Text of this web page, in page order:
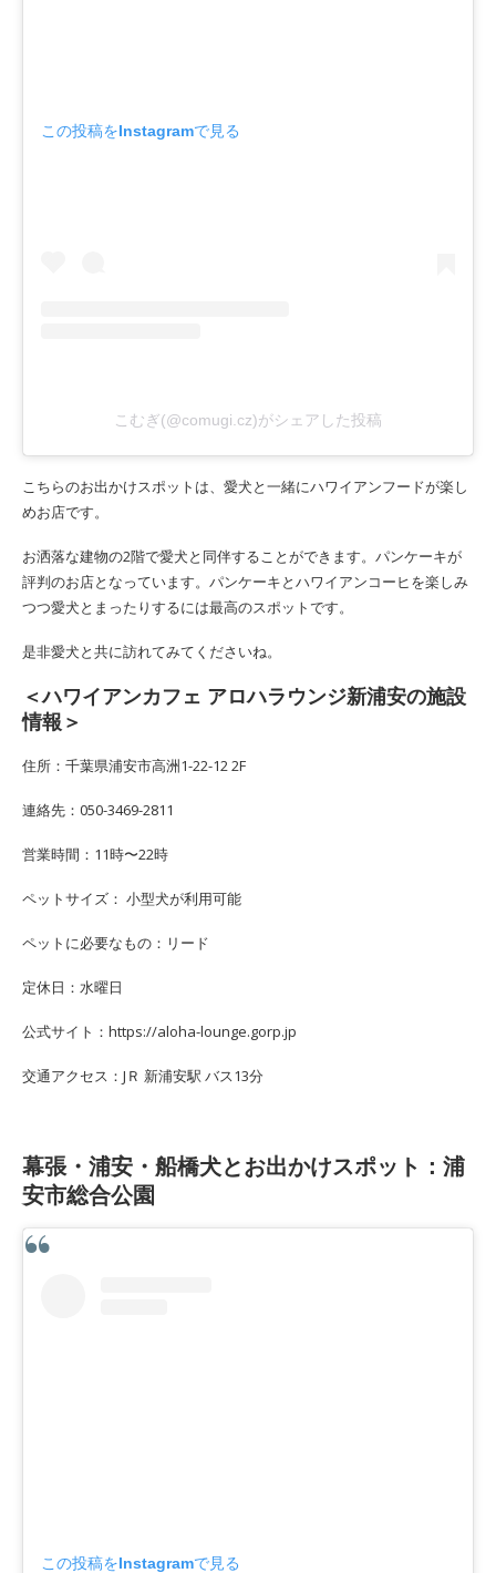
この投稿をInstagramで見る
こむぎ(@comugi.cz)がシェアした投稿
こちらのお出かけスポットは、愛犬と一緒にハワイアンフードが楽し
めお店です。
お洒落な建物の2階で愛犬と同伴することができます。パンケーキが
評判のお店となっています。パンケーキとハワイアンコーヒを楽しみ
つつ愛犬とまったりするには最高のスポットです。
是非愛犬と共に訪れてみてくださいね。
＜ハワイアンカフェ アロハラウンジ新浦安の施設
情報＞
住所：千葉県浦安市高洲1-22-12 2F
連絡先：050-3469-2811
営業時間：11時〜22時
ペットサイズ： 小型犬が利用可能
ペットに必要なもの：リード
定休日：水曜日
公式サイト：https://aloha-lounge.gorp.jp
交通アクセス：JＲ 新浦安駅 バス13分
幕張・浦安・船橋犬とお出かけスポット：浦
安市総合公園
この投稿をInstagramで見る